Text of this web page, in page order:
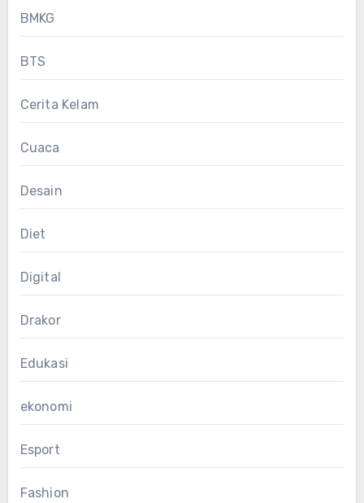
BMKG
BTS
Cerita Kelam
Cuaca
Desain
Diet
Digital
Drakor
Edukasi
ekonomi
Esport
Fashion